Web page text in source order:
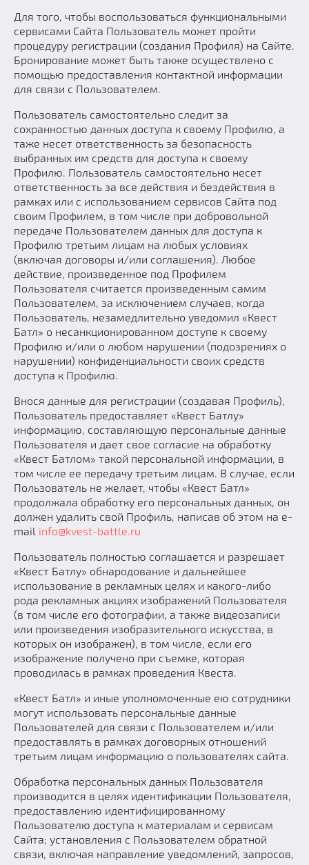
Для того, чтобы воспользоваться функциональными
сервисами Сайта Пользователь может пройти
процедуру регистрации (создания Профиля) на Сайте.
Бронирование может быть также осуществлено с
помощью предоставления контактной информации
для связи с Пользователем.
Пользователь самостоятельно следит за
сохранностью данных доступа к своему Профилю, а
таже несет ответственность за безопасность
выбранных им средств для доступа к своему
Профилю. Пользователь самостоятельно несет
ответственность за все действия и бездействия в
рамках или с использованием сервисов Сайта под
своим Профилем, в том числе при добровольной
передаче Пользователем данных для доступа к
Профилю третьим лицам на любых условиях
(включая договоры и/или соглашения). Любое
действие, произведенное под Профилем
Пользователя считается произведенным самим
Пользователем, за исключением случаев, когда
Пользователь, незамедлительно уведомил «Квест
Батл» о несанкционированном доступе к своему
Профилю и/или о любом нарушении (подозрениях о
нарушении) конфиденциальности своих средств
доступа к Профилю.
Внося данные для регистрации (создавая Профиль),
Пользователь предоставляет «Квест Батлу»
информацию, составляющую персональные данные
Пользователя и дает свое согласие на обработку
«Квест Батлом» такой персональной информации, в
том числе ее передачу третьим лицам. В случае, если
Пользователь не желает, чтобы «Квест Батл»
продолжала обработку его персональных данных, он
должен удалить свой Профиль, написав об этом на e-
mail info@kvest-battle.ru
Пользователь полностью соглашается и разрешает
«Квест Батлу» обнародование и дальнейшее
использование в рекламных целях и какого-либо
рода рекламных акциях изображений Пользователя
(в том числе его фотографии, а также видеозаписи
или произведения изобразительного искусства, в
которых он изображен), в том числе, если его
изображение получено при съемке, которая
проводилась в рамках проведения Квеста.
«Квест Батл» и иные уполномоченные ею сотрудники
могут использовать персональные данные
Пользователей для связи с Пользователем и/или
предоставлять в рамках договорных отношений
третьим лицам информацию о пользователях сайта.
Обработка персональных данных Пользователя
производится в целях идентификации Пользователя,
предоставлению идентифицированному
Пользователю доступа к материалам и сервисам
Сайта; установления с Пользователем обратной
связи, включая направление уведомлений, запросов,